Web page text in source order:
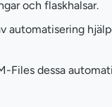
och flaskhalsar.
automatisering
Files dessa